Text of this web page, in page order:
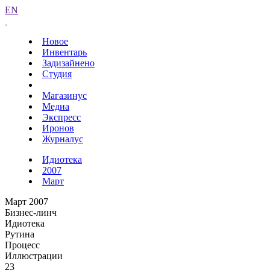
EN
Новое
Инвентарь
Задизайнено
Студия
Магазинус
Медиа
Экспресс
Иронов
Журналус
Идиотека
2007
Март
Март 2007
Бизнес-линч
Идиотека
Рутина
Процесс
Иллюстрации
23